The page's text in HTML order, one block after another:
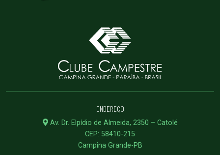
ENDEREÇO
Av. Dr. Elpídio de Almeida, 2350 – Catolé
CEP: 58410-215
Campina Grande-PB